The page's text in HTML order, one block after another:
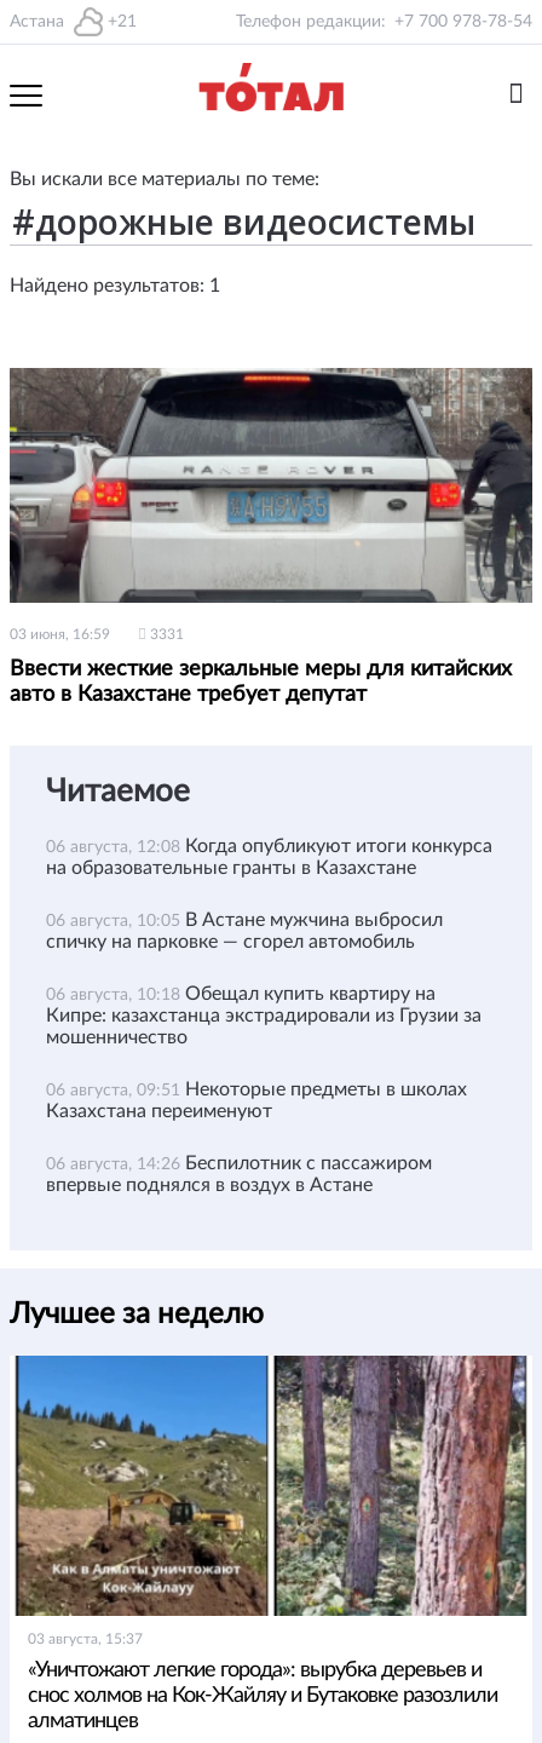
Астана +21 Телефон редакции: +7 700 978-78-54
Вы искали все материалы по теме:
Найдено результатов: 1
03 июня, 16:59 3331
Ввести жесткие зеркальные меры для китайских
авто в Казахстане требует депутат
Читаемое
06 августа, 12:08 Когда опубликуют итоги конкурса
на образовательные гранты в Казахстане
06 августа, 10:05 В Астане мужчина выбросил
спичку на парковке — сгорел автомобиль
06 августа, 10:18 Обещал купить квартиру на
Кипре: казахстанца экстрадировали из Грузии за
мошенничество
06 августа, 09:51 Некоторые предметы в школах
Казахстана переименуют
06 августа, 14:26 Беспилотник с пассажиром
впервые поднялся в воздух в Астане
Лучшее за неделю
03 августа, 15:37
«Уничтожают легкие города»: вырубка деревьев и
снос холмов на Кок-Жайляу и Бутаковке разозлили
алматинцев